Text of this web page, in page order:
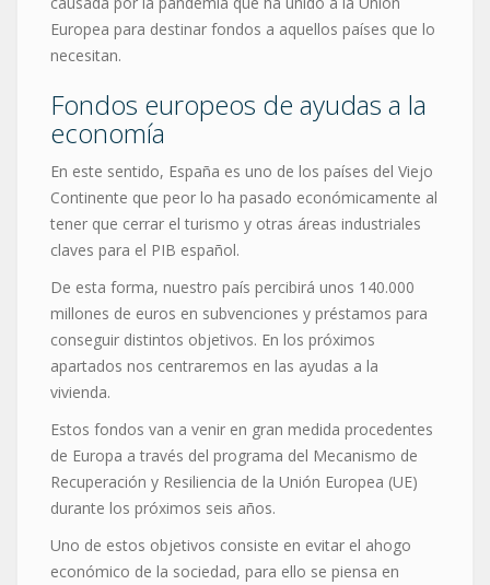
Europea para destinar fondos a aquellos países que lo
necesitan.
Fondos europeos de ayudas a la
economía
En este sentido, España es uno de los países del Viejo
Continente que peor lo ha pasado económicamente al
tener que cerrar el turismo y otras áreas industriales
claves para el PIB español.
De esta forma, nuestro país percibirá unos 140.000
millones de euros en subvenciones y préstamos para
conseguir distintos objetivos. En los próximos
apartados nos centraremos en las ayudas a la
vivienda.
Estos fondos van a venir en gran medida procedentes
de Europa a través del programa del Mecanismo de
Recuperación y Resiliencia de la Unión Europea (UE)
durante los próximos seis años.
Uno de estos objetivos consiste en evitar el ahogo
económico de la sociedad, para ello se piensa en